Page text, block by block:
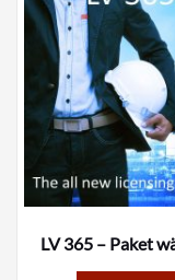
LV 365 – Paket